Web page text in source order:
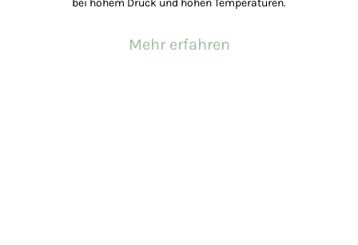
bei hohem Druck und hohen Temperaturen.
Mehr erfahren